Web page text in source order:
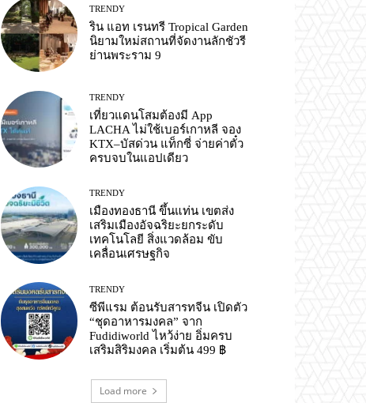
TRENDY
ริน แอท เรนทรี Tropical Garden
นิยามใหม่สถานที่จัดงานลักชัวรี
ย่านพระราม 9
TRENDY
เที่ยวแดนโสมต้องมี App
LACHA ไม่ใช้เบอร์เกาหลี จอง
KTX–บัสด่วน แท็กซี่ จ่ายค่าตั๋ว
ครบจบในแอปเดียว
TRENDY
เมืองทองธานี ขึ้นแท่น เขตส่ง
เสริมเมืองอัจฉริยะยกระดับ
เทคโนโลยี สิ่งแวดล้อม ขับ
เคลื่อนเศรษฐกิจ
TRENDY
ซีพีแรม ต้อนรับสารทจีน เปิดตัว
“ชุดอาหารมงคล” จาก
Fudidiworld ไหว้ง่าย อิ่มครบ
เสริมสิริมงคล เริ่มต้น 499 ฿
Load more